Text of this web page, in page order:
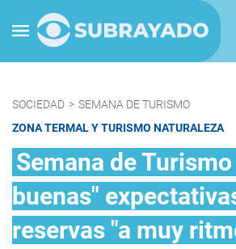
SOCIEDAD > SEMANA DE TURISMO
ZONA TERMAL Y TURISMO NATURALEZA
Semana de
buenas"
reservas "a muy